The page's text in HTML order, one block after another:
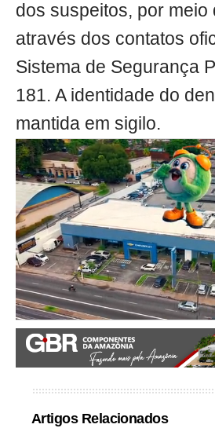
dos suspeitos, por meio
através dos contatos
Sistema de Segurança
181. A identidade do
mantida em sigilo.
Artigos Relacionados